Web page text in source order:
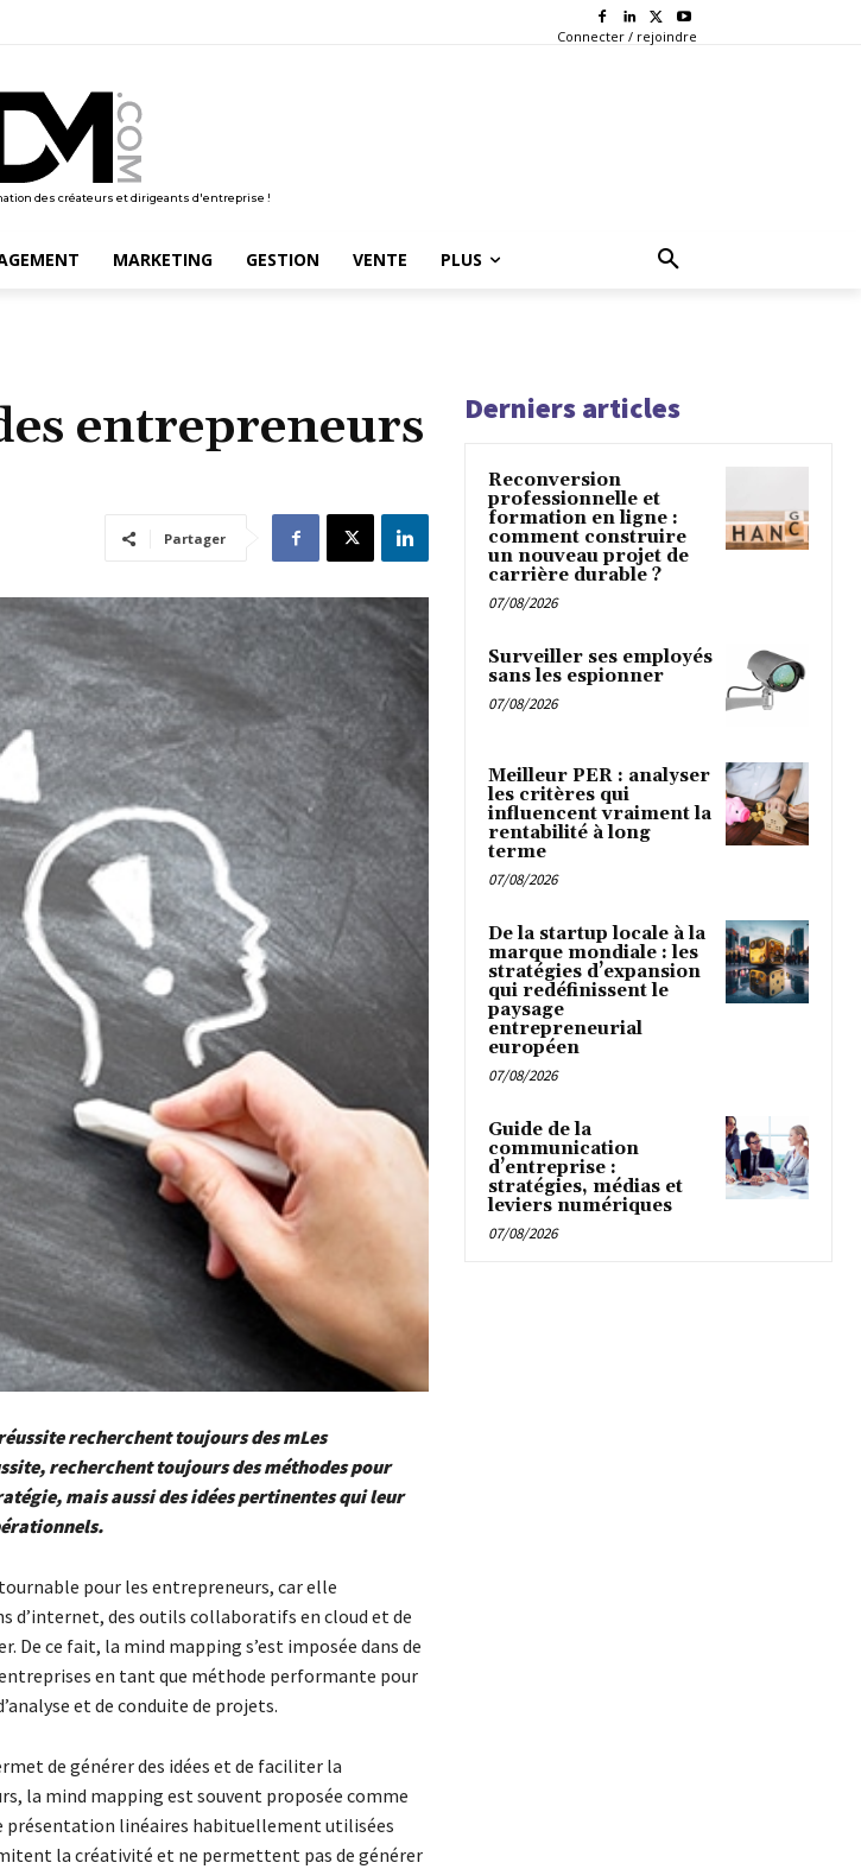
Connecter / rejoindre
des créateurs et dirigeants d'entreprise !
MARKETING GESTION VENTE PLUS
entrepreneurs
Partager
recherchent toujours des mLes
recherchent toujours des méthodes pour
mais aussi des idées pertinentes qui leur
pour les entrepreneurs, car elle
d’internet, des outils collaboratifs en cloud et de
De ce fait, la mind mapping s’est imposée dans de
en tant que méthode performante pour
et de conduite de projets.
de générer des idées et de faciliter la
la mind mapping est souvent proposée comme
présentation linéaires habituellement utilisées
la créativité et ne permettent pas de générer
Derniers articles
Reconversion
professionnelle et
formation en ligne :
comment construire
un nouveau projet de
carrière durable ?
07/08/2026
Surveiller ses employés
sans les espionner
07/08/2026
Meilleur PER : analyser
les critères qui
influencent vraiment la
rentabilité à long
terme
07/08/2026
De la startup locale à la
marque mondiale : les
stratégies d’expansion
qui redéfinissent le
paysage
entrepreneurial
européen
07/08/2026
Guide de la
communication
d’entreprise :
stratégies, médias et
leviers numériques
07/08/2026